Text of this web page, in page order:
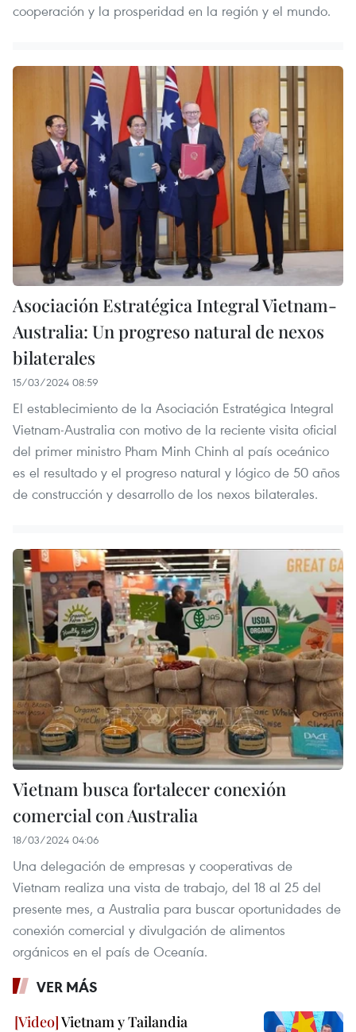
cooperación y la prosperidad en la región y el mundo.
Asociación Estratégica Integral Vietnam-
Australia: Un progreso natural de nexos
bilaterales
15/03/2024 08:59
El establecimiento de la Asociación Estratégica Integral
Vietnam-Australia con motivo de la reciente visita oficial
del primer ministro Pham Minh Chinh al país oceánico
es el resultado y el progreso natural y lógico de 50 años
de construcción y desarrollo de los nexos bilaterales.
Vietnam busca fortalecer conexión
comercial con Australia
18/03/2024 04:06
Una delegación de empresas y cooperativas de
Vietnam realiza una vista de trabajo, del 18 al 25 del
presente mes, a Australia para buscar oportunidades de
conexión comercial y divulgación de alimentos
orgánicos en el país de Oceanía.
VER MÁS
Vietnam y Tailandia